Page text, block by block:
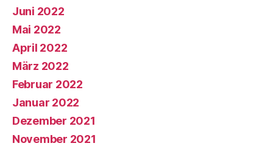
Juni 2022
Mai 2022
April 2022
März 2022
Februar 2022
Januar 2022
Dezember 2021
November 2021